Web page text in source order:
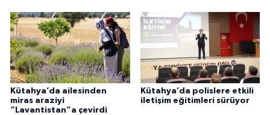
Kütahya’da ailesinden
miras araziyi
“Lavantistan”a çevirdi
Kütahya’da polislere etkili
iletişim eğitimleri sürüyor